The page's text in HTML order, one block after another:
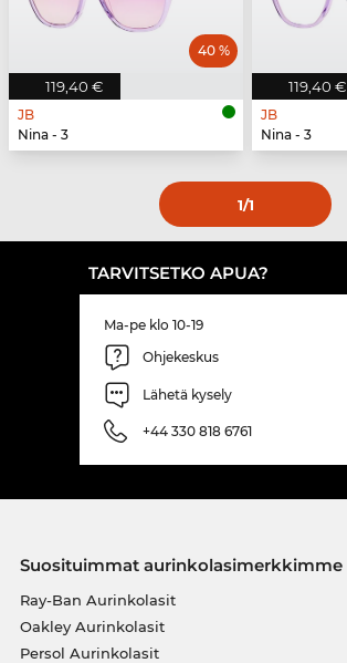
119,40 €
40 %
JB
Nina - 3
119,40 €
JB
Nina - 3
1/1
TARVITSETKO APUA?
Ma-pe klo 10-19
Ohjekeskus
Lähetä kysely
+44 330 818 6761
Suosituimmat aurinkolasimerkkimme
Ray-Ban Aurinkolasit
Oakley Aurinkolasit
Persol Aurinkolasit